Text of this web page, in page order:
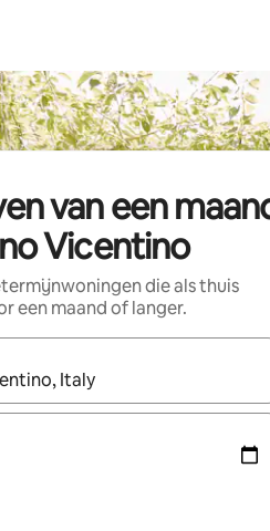
van een
Vicentino
die als thuis
een maand of langer.
beschikbaar zijn, maak je